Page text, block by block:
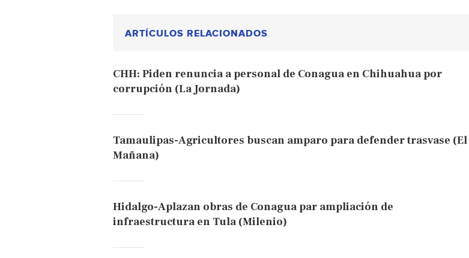
ARTÍCULOS RELACIONADOS
CHH: Piden renuncia a personal de Conagua en Chihuahua por
corrupción (La Jornada)
Tamaulipas-Agricultores buscan amparo para defender trasvase (El
Mañana)
Hidalgo-Aplazan obras de Conagua par ampliación de
infraestructura en Tula (Milenio)